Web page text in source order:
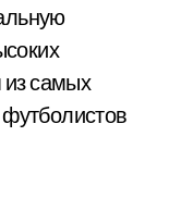
из самых